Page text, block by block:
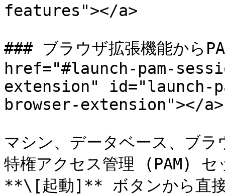
features"></a>
### ブラウザ拡張機能から
href="#launch-pam-
extension" id="launch-
browser-extension"></a>
マシン、データベース、ブ
特権アクセス管理 (PAM) セ
**\[起動]** ボタンから直接